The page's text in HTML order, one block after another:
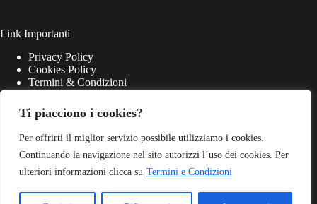
Ti piacciono i cookies?
Per offrirti il miglior servizio possibile utilizziamo i cookies.
Continuando la navigazione nel sito autorizzi l’uso dei cookies. Per
ulteriori informazioni clicca su Termini e Condizioni
Link Importanti
Privacy Policy
Cookies Policy
Termini & Condizioni